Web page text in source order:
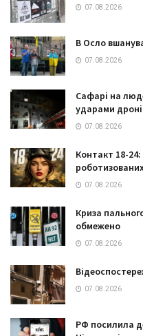
07.08.2026
В Осло
07.08.2026
Сафарі на
ударами
07.08.2026
Контакт 18-
07.08.2026
Криза
обмежено
07.08.2026
07.08.2026
РФ посилила